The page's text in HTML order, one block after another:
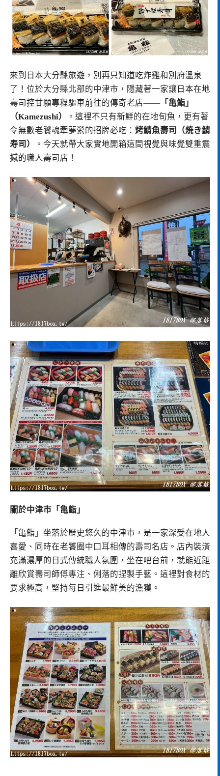
來到日本大分縣旅遊，別再只知道吃炸雞和別府溫泉
了！位於大分縣北部的中津市，隱藏著一家讓日本在地
壽司控甘願專程驅車前往的傳奇老店—— 「亀鮨」
（Kamezushi）
。這裡不只有新鮮的在地旬魚，更有著
令無數老饕魂牽夢縈的招牌必吃： 烤鯖魚壽司（焼き鯖
寿司）
。今天就帶大家實地開箱這間視覺與味覺雙重震
撼的職人壽司店！
關於中津市「亀鮨」
「亀鮨」坐落於歷史悠久的中津市，是一家深受在地人
喜愛、同時在老饕圈中口耳相傳的壽司名店。店內裝潢
充滿濃厚的日式傳統職人氛圍，坐在吧台前，就能近距
離欣賞壽司師傅專注、俐落的捏製手藝。這裡對食材的
要求極高，堅持每日引進最鮮美的漁獲。